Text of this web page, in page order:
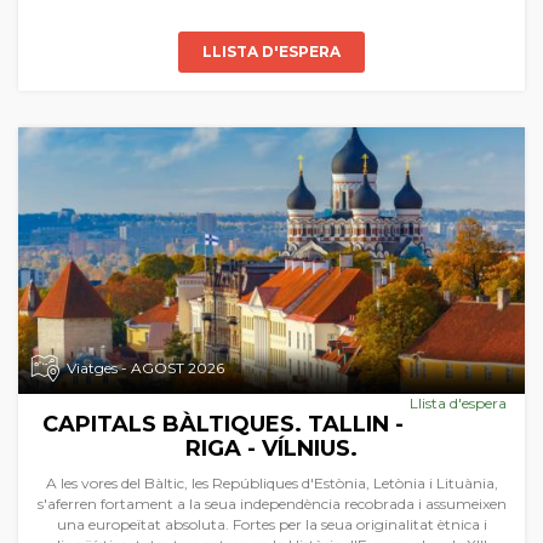
LLISTA D'ESPERA
Viatges - AGOST 2026
Llista d'espera
CAPITALS BÀLTIQUES. TALLIN -
RIGA - VÍLNIUS.
A les vores del Bàltic, les Repúbliques d'Estònia, Letònia i Lituània,
s'aferren fortament a la seua independència recobrada i assumeixen
una europeïtat absoluta. Fortes per la seua originalitat ètnica i